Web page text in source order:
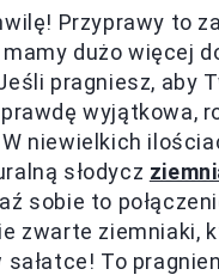
Przyprawy to
dużo więcej
pragniesz, aby
wyjątkowa,
W niewielkich
słodycz
sobie to
zwarte ziemniaki,
sałatce! To